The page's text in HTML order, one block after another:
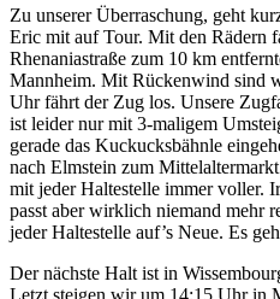
Zu unserer Überraschung, geht
Eric mit auf Tour. Mit den Rädern
Rhenaniastraße zum 10 km
Mannheim. Mit Rückenwind sind
Uhr fährt der Zug los. Unsere
ist leider nur mit 3-maligem
gerade das Kuckucksbähnle
nach Elmstein zum
mit jeder Haltestelle immer voller.
passt aber wirklich niemand mehr
jeder Haltestelle auf’s Neue. Es
Der nächste Halt ist in
Letzt steigen wir um 14:15 Uhr in